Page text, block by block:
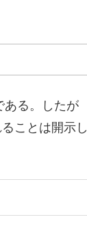
ある。したが
ことは開示し